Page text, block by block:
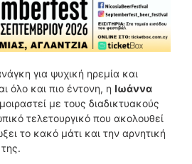
για ψυχική ηρεμία και
όλο και πιο έντονη, η Ιωάννα
με τους διαδικτυακούς
τελετουργικό που ακολουθεί
το κακό μάτι και την αρνητική